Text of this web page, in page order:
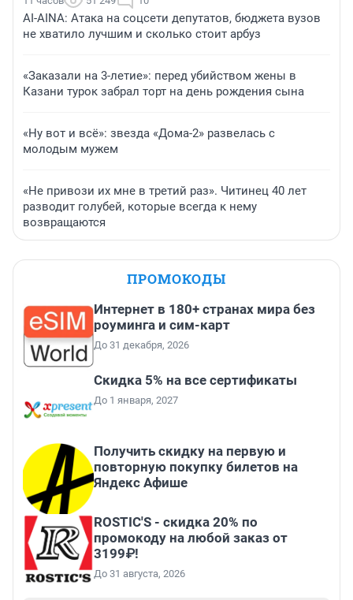
AI-AINA: Атака на соцсети депутатов, бюджета вузов
не хватило лучшим и сколько стоит арбуз
«Заказали на 3-летие»: перед убийством жены в
Казани турок забрал торт на день рождения сына
«Ну вот и всё»: звезда «Дома-2» развелась с
молодым мужем
«Не привози их мне в третий раз». Читинец 40 лет
разводит голубей, которые всегда к нему
возвращаются
ПРОМОКОДЫ
Интернет в 180+ странах мира без
роуминга и сим-карт
До 31 декабря, 2026
Скидка 5% на все сертификаты
До 1 января, 2027
Получить скидку на первую и
повторную покупку билетов на
Яндекс Афише
ROSTIC'S - скидка 20% по
промокоду на любой заказ от
3199₽!
До 31 августа, 2026